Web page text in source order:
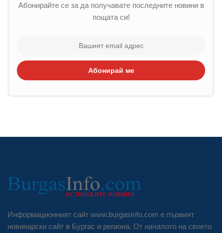
Абонирайте се за да получавате последните новини в
пощата си!
Абонирай ме
Информационният сайт www.burgasinfo.com е първият
новинарски сайт в Бургас и региона. От началото на своето